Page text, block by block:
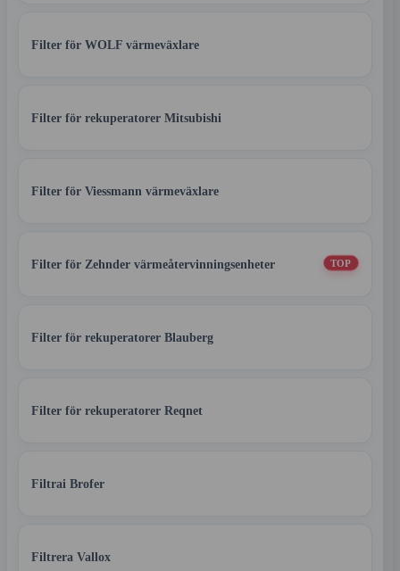
Filter för WOLF värmeväxlare
Filter för rekuperatorer Mitsubishi
Filter för Viessmann värmeväxlare
Filter för Zehnder värmeåtervinningsenheter TOP
Filter för rekuperatorer Blauberg
Filter för rekuperatorer Reqnet
Filtrai Brofer
Filtrera Vallox